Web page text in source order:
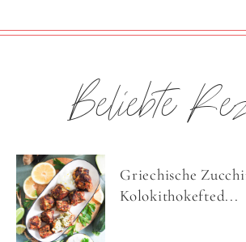
Beliebte
Griechische
Kolokithokefted...